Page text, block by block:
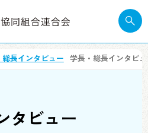
長インタビュー 学長・総長インタビ
タビュー